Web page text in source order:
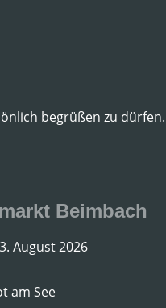
begrüßen zu dürfen.
Beimbach
August 2026
am See